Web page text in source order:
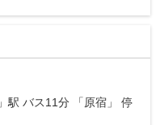
」駅 バス11分 「原宿」 停